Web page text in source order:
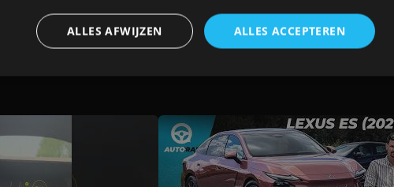
ALLES ACCEPTEREN
ALLES AFWIJZEN
van de website mogelijk, zoals gebruikersaanmelding en
worden gebruikt zonder de strikt noodzakelijke cookies.
Vervaldatum